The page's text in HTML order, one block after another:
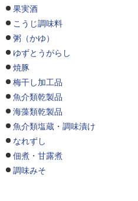
果実酒
こうじ調味料
粥（かゆ）
ゆずとうがらし
焼豚
梅干し加工品
魚介類乾製品
海藻類乾製品
魚介類塩蔵・調味漬け
なれずし
佃煮・甘露煮
調味みそ